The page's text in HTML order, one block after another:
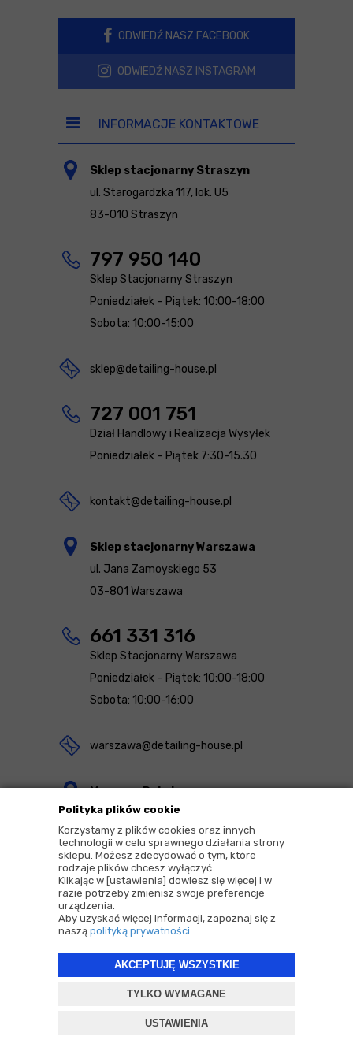
Polityka plików cookie
Korzystamy z plików cookies oraz innych
technologii w celu sprawnego działania strony
sklepu. Możesz zdecydować o tym, które
rodzaje plików chcesz wyłączyć.
Klikając w [ustawienia] dowiesz się więcej i w
razie potrzeby zmienisz swoje preferencje
urządzenia.
Aby uzyskać więcej informacji, zapoznaj się z
naszą polityką prywatności.
AKCEPTUJĘ WSZYSTKIE
TYLKO WYMAGANE
USTAWIENIA
ODWIEDŹ NASZ FACEBOOK
ODWIEDŹ NASZ INSTAGRAM
INFORMACJE KONTAKTOWE
Sklep stacjonarny Straszyn
ul. Starogardzka 117, lok. U5
83-010 Straszyn
797 950 140
Sklep Stacjonarny Straszyn
Poniedziałek – Piątek: 10:00-18:00
Sobota: 10:00-15:00
sklep@detailing-house.pl
727 001 751
Dział Handlowy i Realizacja Wysyłek
Poniedziałek – Piątek 7:30-15.30
kontakt@detailing-house.pl
Sklep stacjonarny Warszawa
ul. Jana Zamoyskiego 53
03-801 Warszawa
661 331 316
Sklep Stacjonarny Warszawa
Poniedziałek – Piątek: 10:00-18:00
Sobota: 10:00-16:00
warszawa@detailing-house.pl
Magazyn Rekcin
Nomos Sp. z o.o. sp.k.
ul. Agrestowa 1
83-010 Rekcin
2026 © Copyrights by |Detailing House